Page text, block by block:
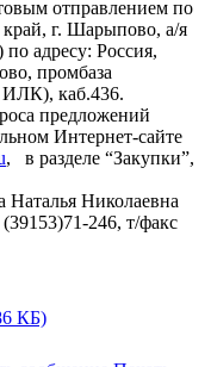
отправлением по
край, г. Шарыпово, а/я
адресу: Россия,
промбаза
ИЛК), каб.436.
предложений
Интернет-сайте
,
в разделе “Закупки”,
Наталья Николаевна
(39153)71-246, т/факс
КБ)